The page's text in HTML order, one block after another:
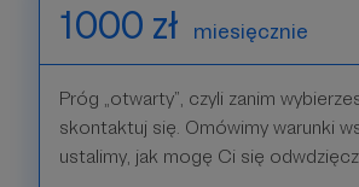
1000 zł miesięcznie
Próg „otwarty”, czyli zanim
skontaktuj się. Omówimy warunki
ustalimy, jak mogę Ci się